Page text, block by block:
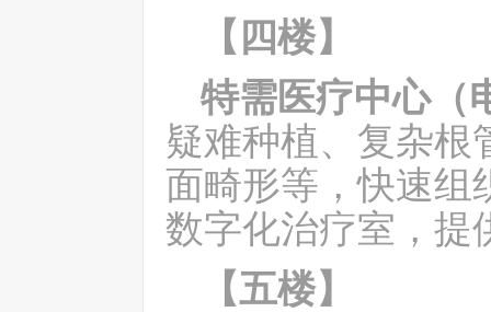
【四楼】
特需医疗中心（
疑难种植、复杂根
面畸形等，快速组
数字化治疗室，提
【五楼】